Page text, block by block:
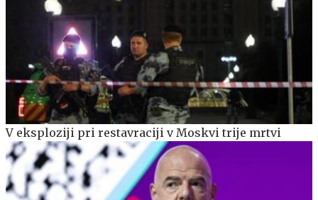
V eksploziji pri restavraciji v Moskvi trije mrtvi